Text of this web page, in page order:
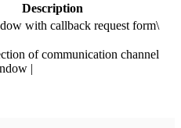
Description
with callback request form\
of communication channel
|